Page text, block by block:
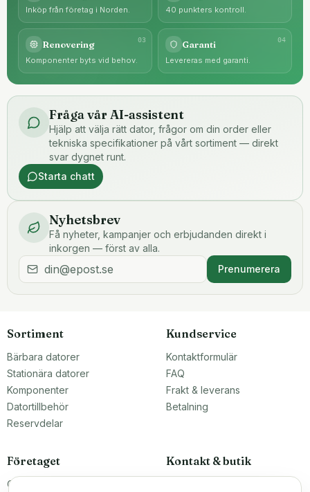
Inköp från företag i Norden. 40 punkters kontroll.
03
Renovering
Komponenter byts vid behov.
04
Garanti
Levereras med garanti.
Fråga vår AI-assistent
Hjälp att välja rätt dator, frågor om din order eller
tekniska specifikationer på vårt sortiment — direkt
svar dygnet runt.
Starta chatt
Nyhetsbrev
Få nyheter, kampanjer och erbjudanden direkt i
inkorgen — först av alla.
Prenumerera
Sortiment
Bärbara datorer
Stationära datorer
Komponenter
Datortillbehör
Reservdelar
Kundservice
Kontaktformulär
FAQ
Frakt & leverans
Betalning
Företaget
Om oss
Kontakt & butik